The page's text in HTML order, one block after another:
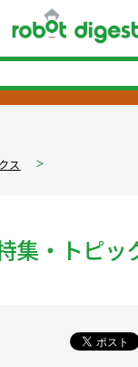
ス
集・トピッ